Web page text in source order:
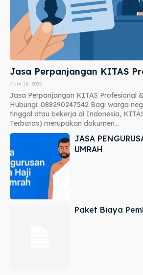
Jasa Perpanjangan KITAS
Juni 16, 2025
Jasa Perpanjangan KITAS Profesional
Hubungi: 088290247542 Bagi warga
tinggal atau bekerja di Indonesia,
Terbatas) merupakan dokumen...
JASA
UMRAH
Paket Biaya